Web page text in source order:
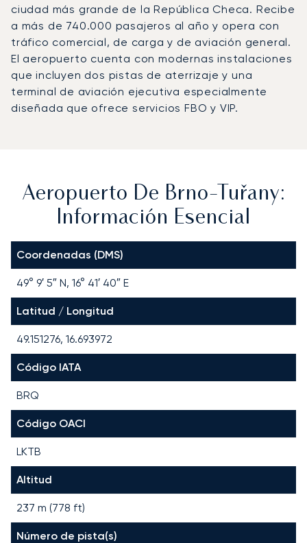
ciudad más grande de la República Checa. Recibe
a más de 740.000 pasajeros al año y opera con
tráfico comercial, de carga y de aviación general.
El aeropuerto cuenta con modernas instalaciones
que incluyen dos pistas de aterrizaje y una
terminal de aviación ejecutiva especialmente
diseñada que ofrece servicios FBO y VIP.
Aeropuerto De Brno-Tuřany:
Información Esencial
Coordenadas (DMS)
49° 9′ 5″ N, 16° 41′ 40″ E
Latitud / Longitud
49.151276, 16.693972
Código IATA
BRQ
Código OACI
LKTB
Altitud
237 m (778 ft)
Número de pista(s)